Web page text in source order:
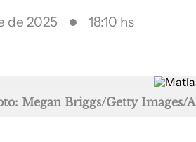
de 2025 18:10 hs
Megan Briggs/Getty Images/